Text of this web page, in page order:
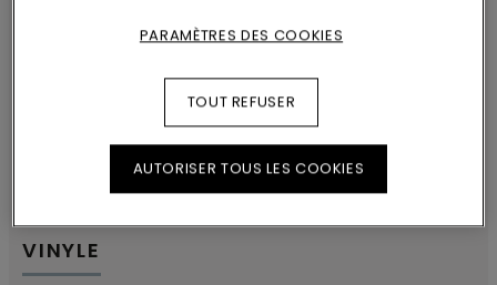
VINYLE
PARAMÈTRES DES COOKIES
TOUT REFUSER
AUTORISER TOUS LES COOKIES